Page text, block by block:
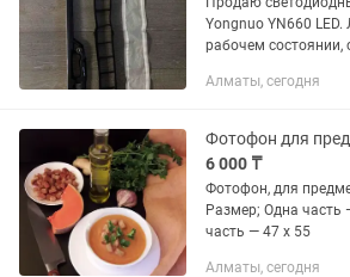
Yongnuo YN660 LED. Лампа в отличном
рабочем состоянии,
на корпусе). Все
Алматы, сегодня
6 000 ₸
Фотофон, для
Размер; Одна часть
часть — 47 х 55
Алматы, сегодня